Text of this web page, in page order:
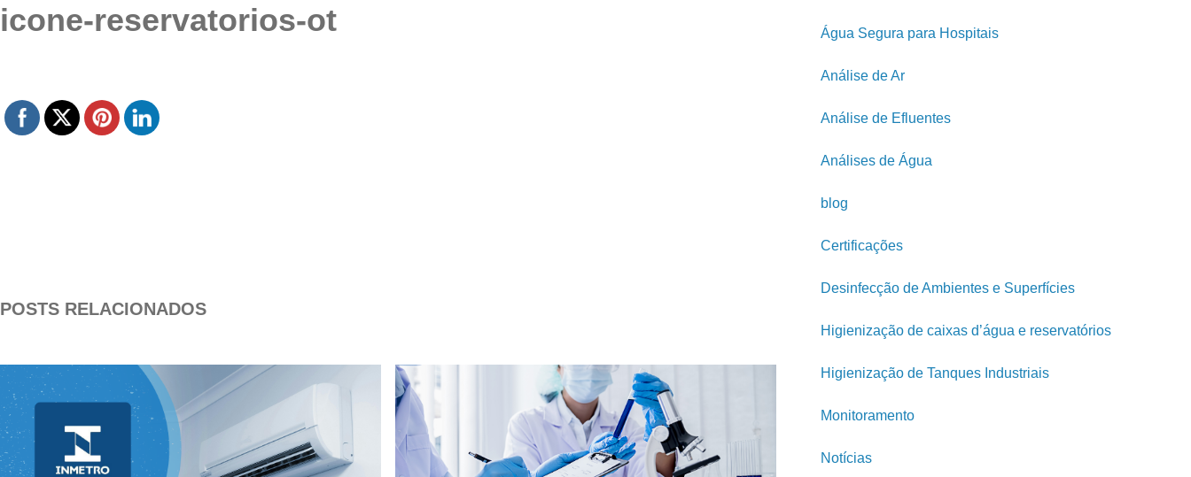
icone-reservatorios-ot
POSTS RELACIONADOS
Água Segura para Hospitais
Análise de Ar
Análise de Efluentes
Análises de Água
blog
Certificações
Desinfecção de Ambientes e Superfícies
Higienização de caixas d’água e reservatórios
Higienização de Tanques Industriais
Monitoramento
Notícias